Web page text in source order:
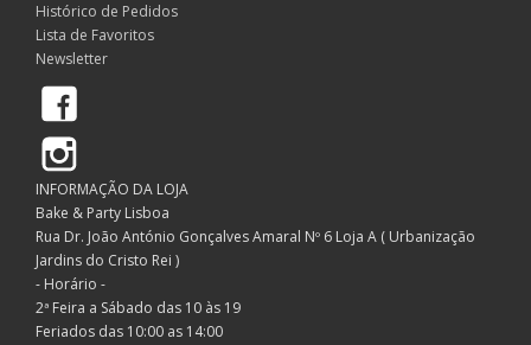
Histórico de Pedidos
Lista de Favoritos
Newsletter
INFORMAÇÃO DA LOJA
Bake & Party Lisboa
Rua Dr. João António Gonçalves Amaral Nº 6 Loja A ( Urbanização
Jardins do Cristo Rei )
- Horário -
2ª Feira a Sábado das 10 às 19
Feriados das 10:00 as 14:00